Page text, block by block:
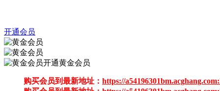
开通会员
开通黄金会员
购买会员到最新地址： https://